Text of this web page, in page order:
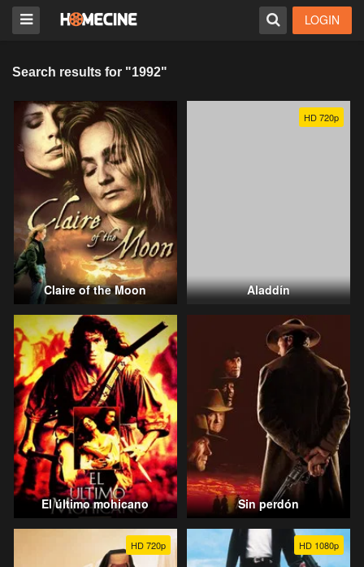
LOGIN
Search results for "1992"
Claire of the Moon
HD 720p
Aladdín
El último mohicano Sin perdón
HD 720p HD 1080p